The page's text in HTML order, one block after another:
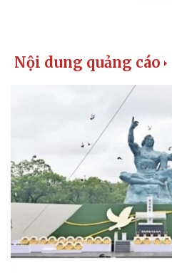
Sân khấu - Điện ảnh
Văn học
Âm nhạc
Di sản